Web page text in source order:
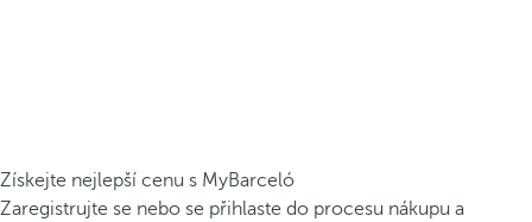
Získejte nejlepší cenu s MyBarceló
Zaregistrujte se nebo se přihlaste do procesu nákupu a